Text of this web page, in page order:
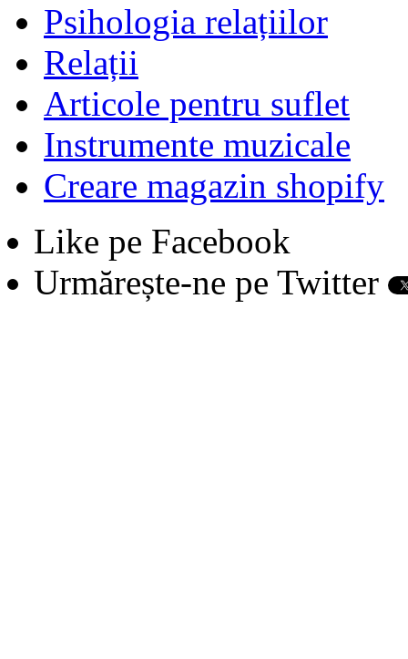
Psihologia relațiilor
Relații
Articole pentru suflet
Instrumente muzicale
Creare magazin shopify
Like pe Facebook
Urmărește-ne pe Twitter